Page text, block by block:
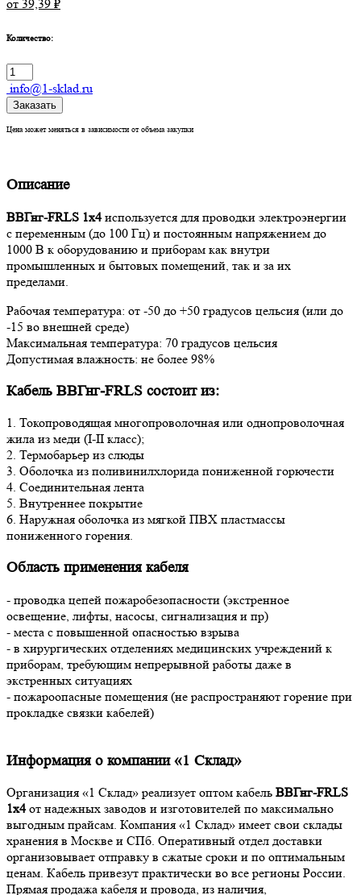
от 39,39 ₽
Количество:
info@1-sklad.ru
Заказать
Цена может меняться в зависимости от объема закупки
Описание
ВВГнг-FRLS 1х4используется для проводки электроэнергии
с переменным (до 100 Гц) и постоянным напряжением до
1000 В к оборудованию и приборам как внутри
промышленных и бытовых помещений, так и за их
пределами.
Рабочая температура: от -50 до +50 градусов цельсия (или до
-15 во внешней среде)
Максимальная температура: 70 градусов цельсия
Допустимая влажность: не более 98%
Кабель ВВГнг-FRLS состоит из:
1. Токопроводящая многопроволочная или однопроволочная
жила из меди (I-II класс);
2. Термобарьер из слюды
3. Оболочка из поливинилхлорида пониженной горючести
4. Соединительная лента
5. Внутреннее покрытие
6. Наружная оболочка из мягкой ПВХ пластмассы
пониженного горения.
Область применения кабеля
- проводка цепей пожаробезопасности (экстренное
освещение, лифты, насосы, сигнализация и пр)
- места с повышенной опасностью взрыва
- в хирургических отделениях медицинских учреждений к
приборам, требующим непрерывной работы даже в
экстренных ситуациях
- пожароопасные помещения (не распространяют горение при
прокладке связки кабелей)
Информация о компании «1 Склад»
Организация «1 Склад» реализует оптом кабель ВВГнг-FRLS
1х4от надежных заводов и изготовителей по максимально
выгодным прайсам. Компания «1 Склад» имеет свои склады
хранения в Москве и СПб. Оперативный отдел доставки
организовывает отправку в сжатые сроки и по оптимальным
ценам. Кабель привезут практически во все регионы России.
Прямая продажа кабеля и провода, из наличия,